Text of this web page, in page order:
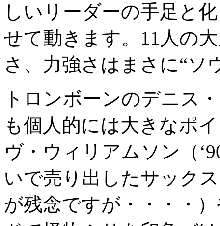
しいリーダーの手足と
せて動きます。11人の
さ、力強さはまさに“ソ
トロンボーンのデニス
も個人的には大きなポ
ヴ・ウィリアムソン（
いで売り出したサック
が残念ですが・・・・